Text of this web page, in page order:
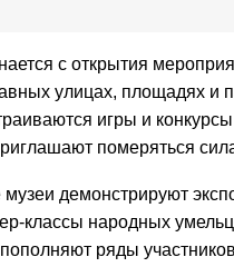
с открытия
улицах, площадях и
игры и
померяться
музеи демонстрируют
классы народных
ряды